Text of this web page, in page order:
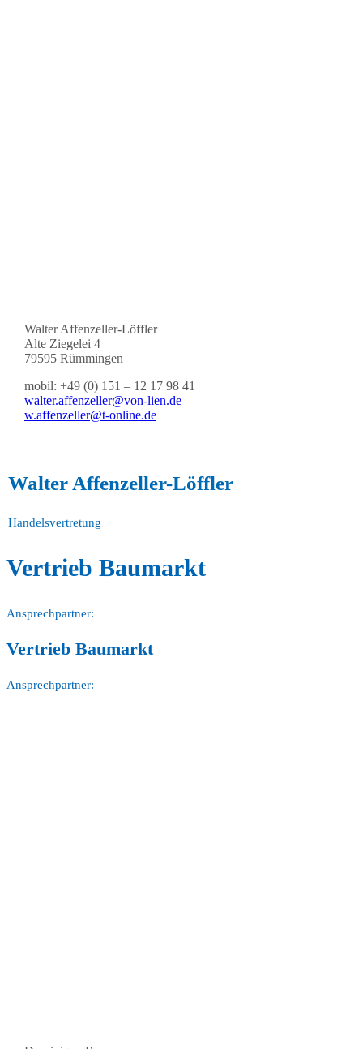
Walter Affenzeller-Löffler
Alte Ziegelei 4
79595 Rümmingen
mobil: +49 (0) 151 – 12 17 98 41
walter.affenzeller@von-lien.de
w.affenzeller@t-online.de
Walter Affenzeller-Löffler
Handelsvertretung
Vertrieb Baumarkt
Ansprechpartner:
Vertrieb Baumarkt
Ansprechpartner: